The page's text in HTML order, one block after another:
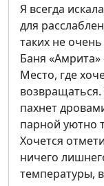
Я всегда
для
таких не
Баня «Амрита»
Место, где
возвращаться.
пахнет
парной уютно
Хочется
ничего
температуры,